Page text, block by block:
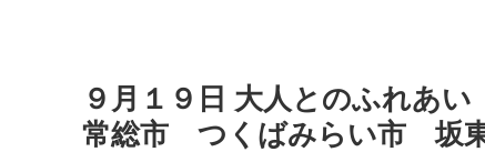
９月１９日 大人とのふれあ
常総市 つくばみらい市 坂